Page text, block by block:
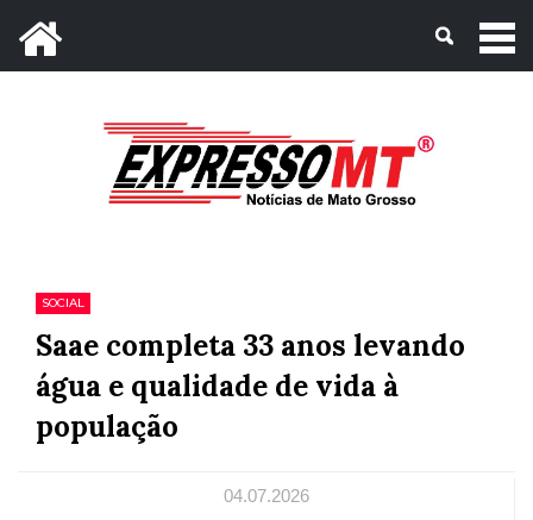
Mato Grosso, 09 de Agosto de 2026
SOCIAL
Saae completa 33 anos levando
água e qualidade de vida à
população
04.07.2026